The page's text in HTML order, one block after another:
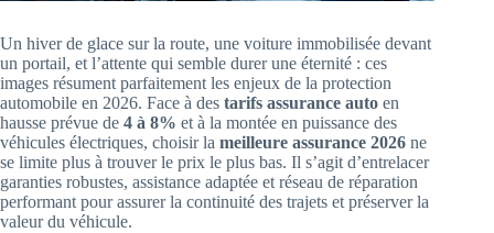
Un hiver de glace sur la route, une voiture immobilisée devant
un portail, et l’attente qui semble durer une éternité : ces
images résument parfaitement les enjeux de la protection
automobile en 2026. Face à des tarifs assurance auto en
hausse prévue de 4 à 8% et à la montée en puissance des
véhicules électriques, choisir la meilleure assurance 2026 ne
se limite plus à trouver le prix le plus bas. Il s’agit d’entrelacer
garanties robustes, assistance adaptée et réseau de réparation
performant pour assurer la continuité des trajets et préserver la
valeur du véhicule.